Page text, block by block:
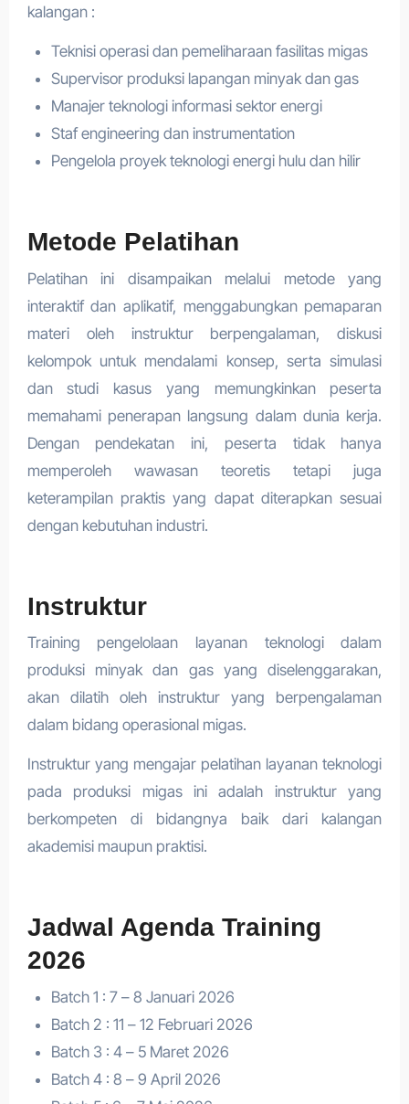
kalangan :
Teknisi operasi dan pemeliharaan fasilitas migas
Supervisor produksi lapangan minyak dan gas
Manajer teknologi informasi sektor energi
Staf engineering dan instrumentation
Pengelola proyek teknologi energi hulu dan hilir
Metode Pelatihan
Pelatihan ini disampaikan melalui metode yang
interaktif dan aplikatif, menggabungkan pemaparan
materi oleh instruktur berpengalaman, diskusi
kelompok untuk mendalami konsep, serta simulasi
dan studi kasus yang memungkinkan peserta
memahami penerapan langsung dalam dunia kerja.
Dengan pendekatan ini, peserta tidak hanya
memperoleh wawasan teoretis tetapi juga
keterampilan praktis yang dapat diterapkan sesuai
dengan kebutuhan industri.
Instruktur
Training pengelolaan layanan teknologi dalam
produksi minyak dan gas yang diselenggarakan,
akan dilatih oleh instruktur yang berpengalaman
dalam bidang operasional migas.
Instruktur yang mengajar pelatihan layanan teknologi
pada produksi migas ini adalah instruktur yang
berkompeten di bidangnya baik dari kalangan
akademisi maupun praktisi.
Jadwal Agenda Training
2026
Batch 1 : 7 – 8 Januari 2026
Batch 2 : 11 – 12 Februari 2026
Batch 3 : 4 – 5 Maret 2026
Batch 4 : 8 – 9 April 2026